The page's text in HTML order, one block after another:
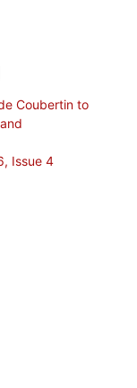
Coubertin to
Issue 4